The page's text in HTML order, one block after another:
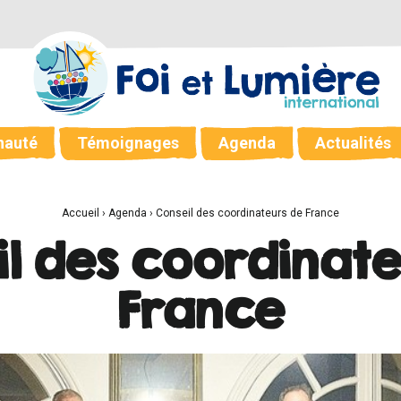
Témoignages Agenda Actualités
Accueil › Agenda › Conseil des coordinateurs de France
des
France